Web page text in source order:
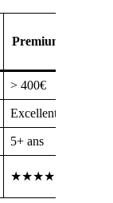
Premium
> 400€
Excellente
5+ ans
★★★★